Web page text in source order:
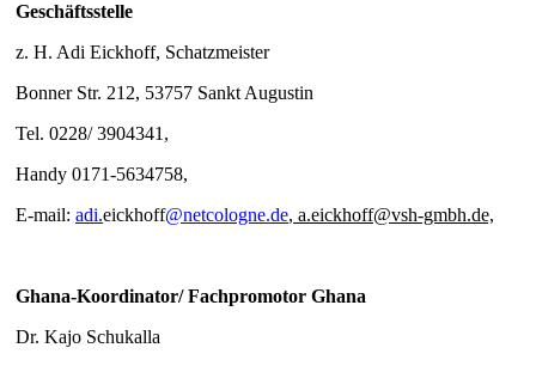
Geschäftsstelle
z. H. Adi Eickhoff, Schatzmeister
Bonner Str. 212, 53757 Sankt Augustin
Tel. 0228/ 3904341,
Handy 0171-5634758,
E-mail: adi.eickhoff@netcologne.de, a.eickhoff@vsh-gmbh.de,
Ghana-Koordinator/ Fachpromotor Ghana
Dr. Kajo Schukalla